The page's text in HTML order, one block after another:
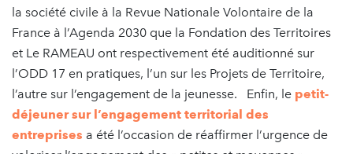
la société civile à la Revue Nationale Volontaire de la
France à l’Agenda 2030 que la Fondation des Territoires
et Le RAMEAU ont respectivement été auditionné sur
l’ODD 17 en pratiques, l’un sur les Projets de Territoire,
l’autre sur l’engagement de la jeunesse. Enfin, le petit-
déjeuner sur l’engagement territorial des
entreprises a été l’occasion de réaffirmer l’urgence de